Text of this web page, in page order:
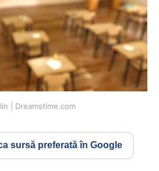
| Dreamstime.com
sursă preferată în Google